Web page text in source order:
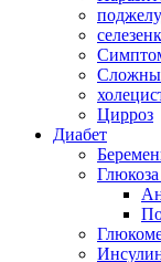
Цирроз
Диабет